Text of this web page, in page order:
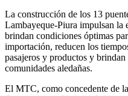
La construcción de los 13
Lambayeque-Piura impulsan la
brindan condiciones óptimas
importación, reducen los
pasajeros y productos y
comunidades aledañas.
El MTC, como concedente de